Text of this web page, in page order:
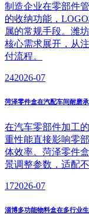
制造企业在零部件
的收纳功能，
属的常规手段。潍
核心需求展开，从
付流程。
242026-07
菏泽零件盒在汽配车间耐磨
在汽车零部件加工
重性能直接影响零
体效率。菏泽零件
景调整参数，适配
172026-07
淄博多功能物料盒在多行业